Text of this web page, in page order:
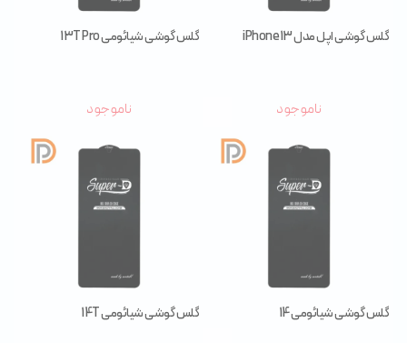
گلس گوشی اپل مدل iPhone 13
ناموجود
گلس گوشی شیائومی 13T Pro
ناموجود
گلس گوشی شیائومی 14 گلس گوشی شیائومی 14T